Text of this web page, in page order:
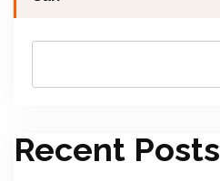
Recent Posts